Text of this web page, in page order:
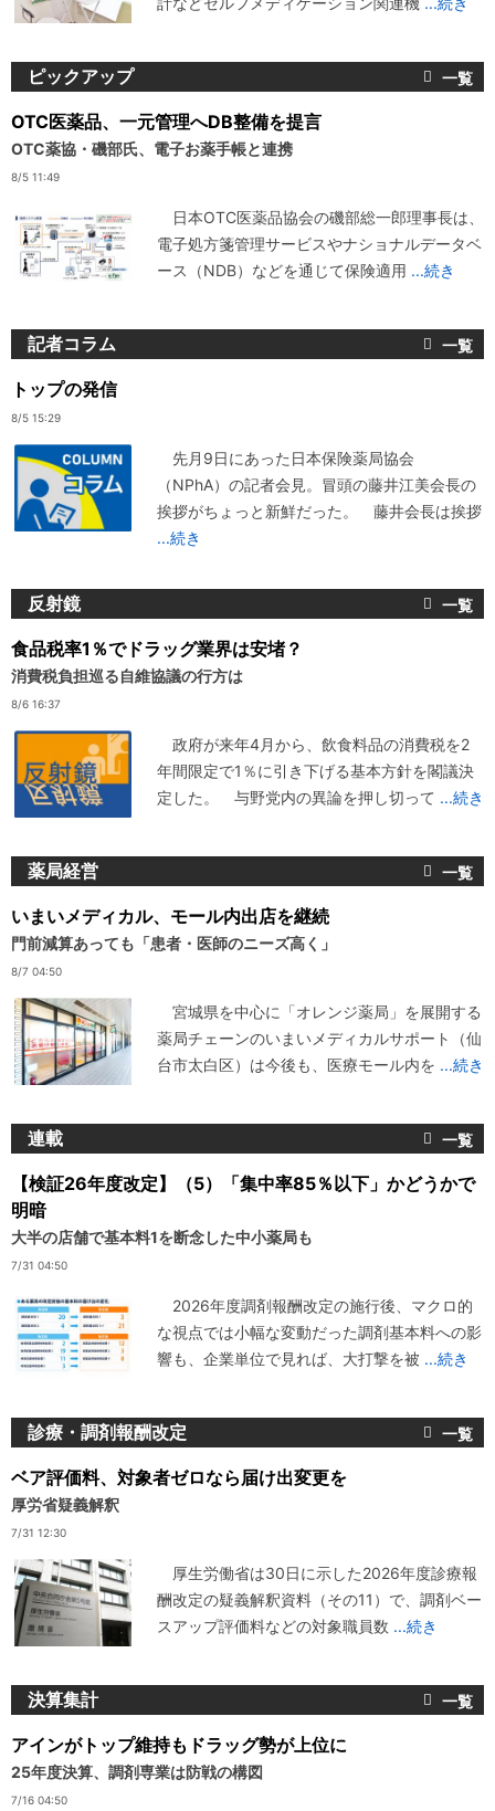
ピックアップ
OTC医薬品、一元管理へDB整備を提言
OTC薬協・磯部氏、電子お薬手帳と連携
8/5 11:49
日本OTC医薬品協会の磯部総一郎理事長は、
電子処方箋管理サービスやナショナルデータベ
ース（NDB）などを通じて保険適用 ...続き
記者コラム
トップの発信
8/5 15:29
先月9日にあった日本保険薬局協会
（NPhA）の記者会見。冒頭の藤井江美会長の
挨拶がちょっと新鮮だった。 藤井会長は挨拶
...続き
反射鏡
食品税率1％でドラッグ業界は安堵？
消費税負担巡る自維協議の行方は
8/6 16:37
政府が来年4月から、飲食料品の消費税を2
年間限定で1％に引き下げる基本方針を閣議決
定した。 与野党内の異論を押し切って ...続き
薬局経営
いまいメディカル、モール内出店を継続
門前減算あっても「患者・医師のニーズ高く」
8/7 04:50
宮城県を中心に「オレンジ薬局」を展開する
薬局チェーンのいまいメディカルサポート（仙
台市太白区）は今後も、医療モール内を ...続き
連載
【検証26年度改定】（5）「集中率85％以下」かどうかで
明暗
大半の店舗で基本料1を断念した中小薬局も
7/31 04:50
2026年度調剤報酬改定の施行後、マクロ的
な視点では小幅な変動だった調剤基本料への影
響も、企業単位で見れば、大打撃を被 ...続き
診療・調剤報酬改定
ベア評価料、対象者ゼロなら届け出変更を
厚労省疑義解釈
7/31 12:30
厚生労働省は30日に示した2026年度診療報
酬改定の疑義解釈資料（その11）で、調剤ベー
スアップ評価料などの対象職員数 ...続き
決算集計
アインがトップ維持もドラッグ勢が上位に
25年度決算、調剤専業は防戦の構図
7/16 04:50